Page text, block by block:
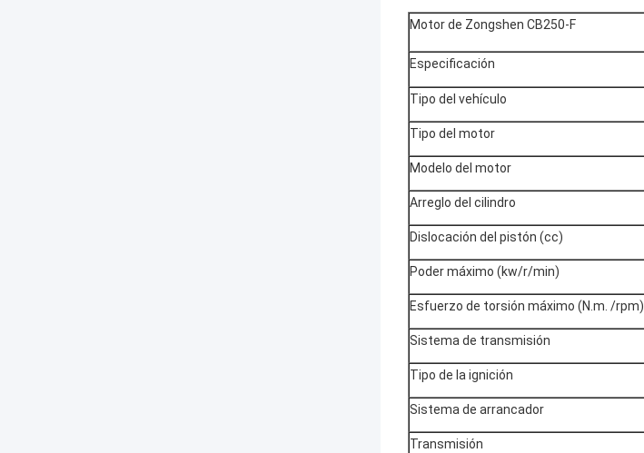
Motor de Zongshen CB250-F
Especificación
Tipo del vehículo
Tipo del motor
Modelo del motor
Arreglo del cilindro
Dislocación del pistón (cc)
Poder máximo (kw/r/min)
Esfuerzo de torsión máximo (N.m. /rpm)
Sistema de transmisión
Tipo de la ignición
Sistema de arrancador
Transmisión